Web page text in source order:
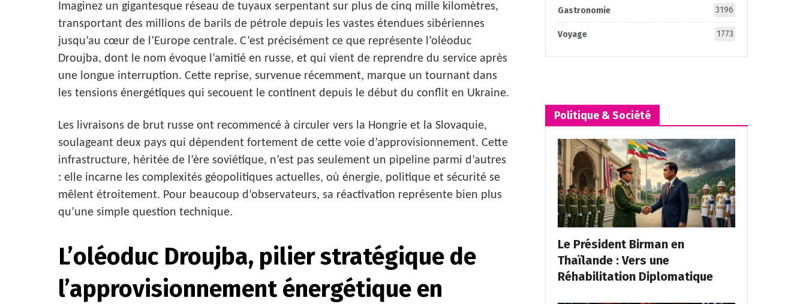
Imaginez un gigantesque réseau de tuyaux serpentant sur plus de cinq mille kilomètres,
transportant des millions de barils de pétrole depuis les vastes étendues sibériennes
jusqu’au cœur de l’Europe centrale. C’est précisément ce que représente l’oléoduc
Droujba, dont le nom évoque l’amitié en russe, et qui vient de reprendre du service après
une longue interruption. Cette reprise, survenue récemment, marque un tournant dans
les tensions énergétiques qui secouent le continent depuis le début du conflit en Ukraine.
Les livraisons de brut russe ont recommencé à circuler vers la Hongrie et la Slovaquie,
soulageant deux pays qui dépendent fortement de cette voie d’approvisionnement. Cette
infrastructure, héritée de l’ère soviétique, n’est pas seulement un pipeline parmi d’autres
: elle incarne les complexités géopolitiques actuelles, où énergie, politique et sécurité se
mêlent étroitement. Pour beaucoup d’observateurs, sa réactivation représente bien plus
qu’une simple question technique.
L’oléoduc Droujba, pilier stratégique de
l’approvisionnement énergétique en
Gastronomie 3196
Voyage 1773
Politique & Société
Le Président Birman en
Thaïlande : Vers une
Réhabilitation Diplomatique